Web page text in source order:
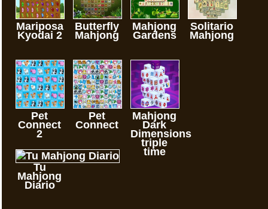
Mariposa
Kyodai 2
Butterfly
Mahjong
Mahjong
Gardens
Solitario
Mahjong
Pet
Connect
2
Pet
Connect
Mahjong
Dark
Dimensions
triple
time
Tu
Mahjong
Diario